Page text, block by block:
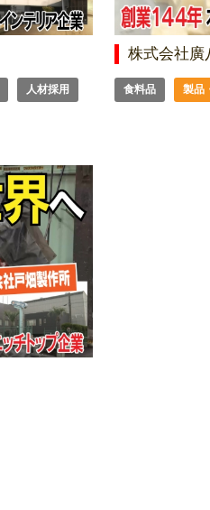
人材採用
株式会社廣
食料品 製品